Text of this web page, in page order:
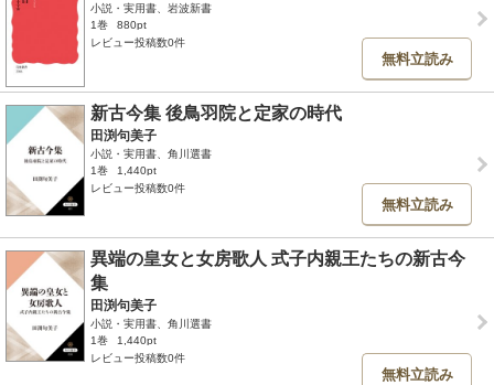
小説・実用書、岩波新書
1巻
880pt
レビュー投稿数0件
無料立読み
新古今集 後鳥羽院と定家の時代
田渕句美子
小説・実用書、角川選書
1巻
1,440pt
レビュー投稿数0件
無料立読み
異端の皇女と女房歌人 式子内親王たちの新古今
集
田渕句美子
小説・実用書、角川選書
1巻
1,440pt
レビュー投稿数0件
無料立読み